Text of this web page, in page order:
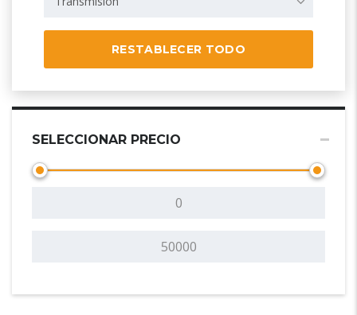
RESTABLECER TODO
SELECCIONAR PRECIO